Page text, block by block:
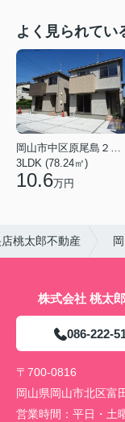
よく見られてい
3LDK (78.24㎡)
10.6万円
桃太郎不動産
株式会社 桃太
086-222-
〒700-0816
岡山県岡山市北区富
営業時間： 平日・土